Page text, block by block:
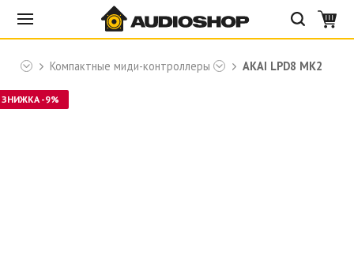
Компактные миди-контроллеры AKAI LPD8 MK2
ЗНИЖКА -9%